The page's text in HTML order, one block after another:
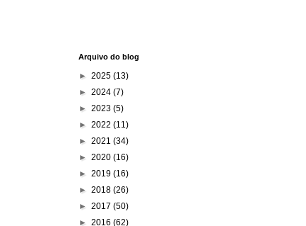
Arquivo do blog
► 2025 (13)
► 2024 (7)
► 2023 (5)
► 2022 (11)
► 2021 (34)
► 2020 (16)
► 2019 (16)
► 2018 (26)
► 2017 (50)
► 2016 (62)